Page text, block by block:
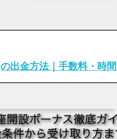
出金方法｜手数料・時